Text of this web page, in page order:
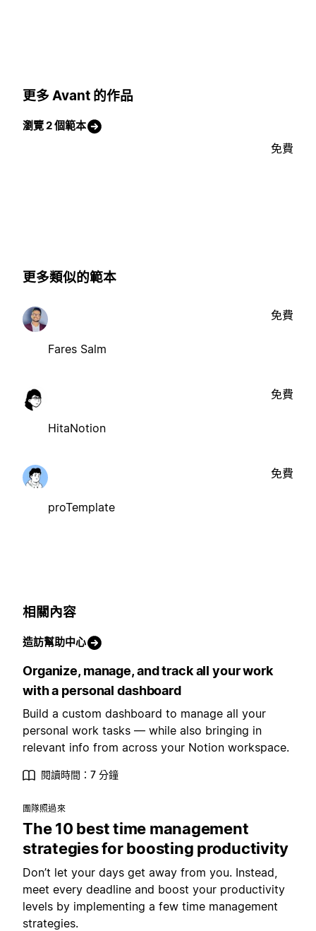
更多 Avant 的作品
瀏覽 2 個範本
免費
更多類似的範本
Fares Salm
免費
HitaNotion
免費
proTemplate
免費
相關內容
造訪幫助中心
Organize, manage, and track all your work
with a personal dashboard
Build a custom dashboard to manage all your
personal work tasks — while also bringing in
relevant info from across your Notion workspace.
閱讀時間：7 分鐘
團隊照過來
The 10 best time management
strategies for boosting productivity
Don’t let your days get away from you. Instead,
meet every deadline and boost your productivity
levels by implementing a few time management
strategies.